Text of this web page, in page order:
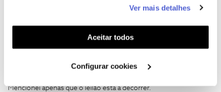
funcionalidades (cookies de personalização e
funcionalidade) e adaptar anúncios aos seus interesses
(cookies de publicidade personalizada). Pode gerir a
utilização dos cookies clicando em "Configurar
Ver mais detalhes
Aceitar todos
Configurar cookies
Mencionei apenas que o leilão está a decorrer.